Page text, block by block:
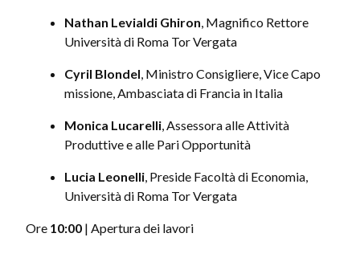
Nathan Levialdi Ghiron , Magnifico Rettore
Università di Roma Tor Vergata
Cyril Blondel , Ministro Consigliere, Vice Capo
missione, Ambasciata di Francia in Italia
Monica Lucarelli , Assessora alle Attività
Produttive e alle Pari Opportunità
Lucia Leonelli , Preside Facoltà di Economia,
Università di Roma Tor Vergata
Ore 10:00 | Apertura dei lavori